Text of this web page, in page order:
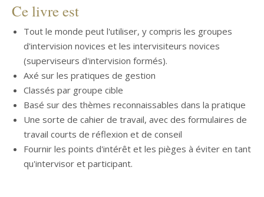
Ce livre est
Tout le monde peut l'utiliser, y compris les groupes
d'intervision novices et les intervisiteurs novices
(superviseurs d'intervision formés).
Axé sur les pratiques de gestion
Classés par groupe cible
Basé sur des thèmes reconnaissables dans la pratique
Une sorte de cahier de travail, avec des formulaires de
travail courts de réflexion et de conseil
Fournir les points d'intérêt et les pièges à éviter en tant
qu'intervisor et participant.